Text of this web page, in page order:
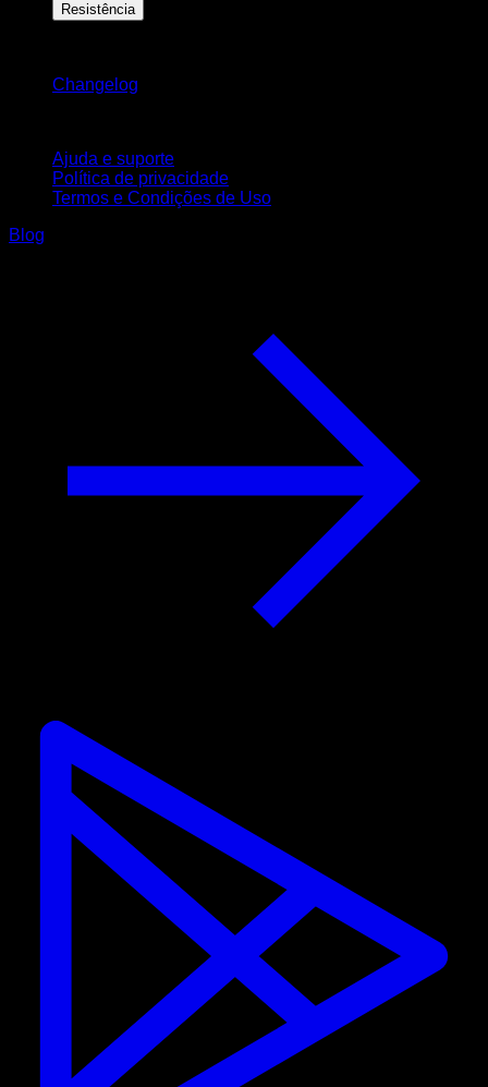
Resistência
Changelog
Ajuda e suporte
Política de privacidade
Termos e Condições de Uso
Blog